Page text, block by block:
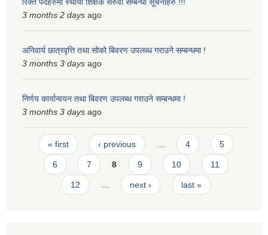
3 months 2 days ago
अनिवार्य छात्रवृत्ति तथा सोको बिवरण उपलब्ध गराउने सम्बन्धमा !
3 months 3 days ago
निर्णय कार्यान्वयन तथा बिवरण उपलब्ध गराउने सम्बन्धमा !
3 months 3 days ago
Pages
« first ‹ previous … 4 5
6 7 8 9 10 11
12 … next › last »